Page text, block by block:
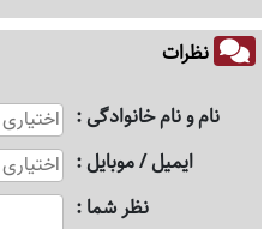
نظرات
نام و نام خانوادگی
ایمیل / موبایل
نظر شما